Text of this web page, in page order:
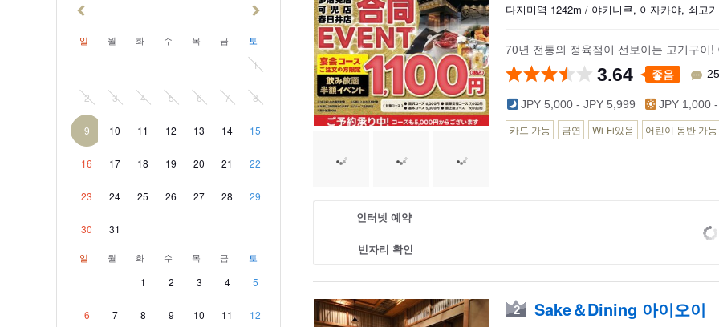
일 월 화 수 목 금 토
1
2 3 4 5 6 7 8
9 10 11 12 13 14 15
16 17 18 19 20 21 22
23 24 25 26 27 28 29
30 31
일 월 화 수 목 금 토
1 2 3 4 5
6 7 8 9 10 11 12
다지미역 1242m / 야키니쿠, 이자카야, 쇠고
70년 전통의 정육점이 선보이는 고기구이
3.64 좋음
JPY 5,000 - JPY 5,999 JPY 1,000
카드 가능 금연 Wi-Fi있음 어린이 동반 가능
인터넷 예약
빈자리 확인
2 Sake＆Dining 아이오이